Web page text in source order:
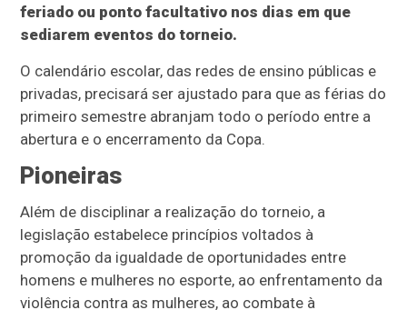
feriado ou ponto facultativo nos dias em que
sediarem eventos do torneio.
O calendário escolar, das redes de ensino públicas e
privadas, precisará ser ajustado para que as férias do
primeiro semestre abranjam todo o período entre a
abertura e o encerramento da Copa.
Pioneiras
Além de disciplinar a realização do torneio, a
legislação estabelece princípios voltados à
promoção da igualdade de oportunidades entre
homens e mulheres no esporte, ao enfrentamento da
violência contra as mulheres, ao combate à